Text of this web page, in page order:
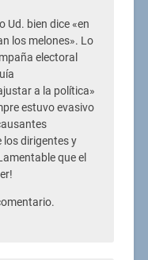
Ud. bien dice «en
los melones». Lo
electoral
a la política»
estuvo evasivo
los dirigentes y
que el